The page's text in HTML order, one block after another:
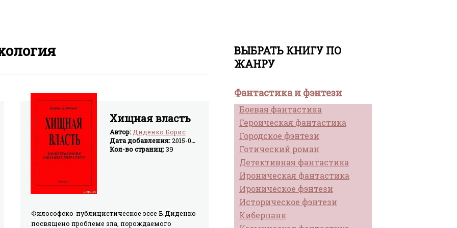
ВЫБРАТЬ КНИГУ ПО
ЖАНРУ
Фантастика и фэнтези
Боевая фантастика
Героическая фантастика
Городское фэнтези
Готический роман
Детективная фантастика
Ироническая фантастика
Ироническое фэнтези
Историческое фэнтези
Киберпанк
Хищная власть
Автор: Диденко Борис
Дата добавления:2015-04-06
Кол-во страниц:39
Философско-публицистическое эссе Б.Диденко
посвящено проблеме зла, порождаемого